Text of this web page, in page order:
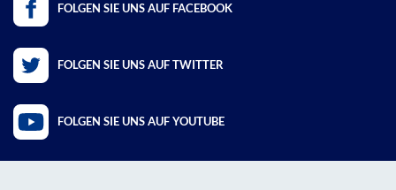
FOLGEN SIE UNS AUF FACEBOOK
FOLGEN SIE UNS AUF TWITTER
FOLGEN SIE UNS AUF YOUTUBE